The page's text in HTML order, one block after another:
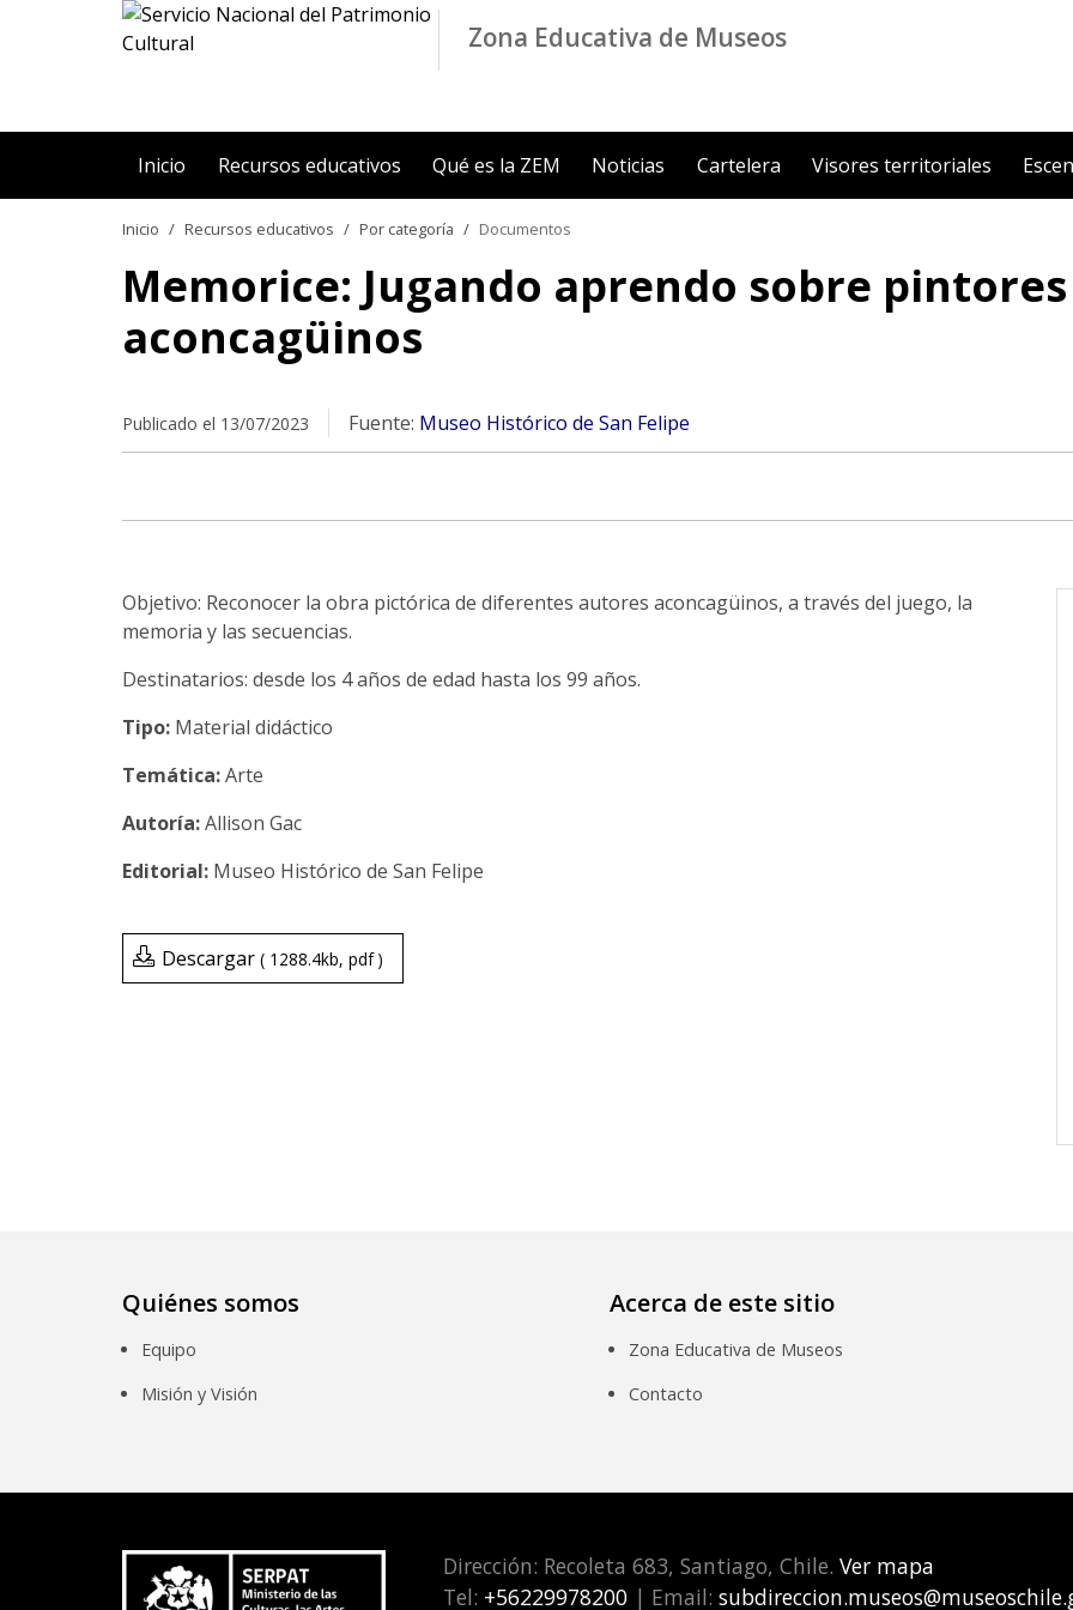
Contenido principal
Zona Educativa de Museos
Inicio Recursos educativos Qué es la ZEM Noticias Cartelera Visores territoriales
Inicio Recursos educativos Por categoría Documentos
Memorice: Jugando aprendo sobre
aconcagüinos
Publicado el 13/07/2023 Fuente: Museo Histórico de San Felipe
Objetivo: Reconocer la obra pictórica de diferentes autores aconcagüinos, a través del juego, la
memoria y las secuencias.
Destinatarios: desde los 4 años de edad hasta los 99 años.
Tipo: Material didáctico
Temática:Arte
Allison Gac
Museo Histórico de San Felipe
Descargar 1288.4kb pdf
Quiénes somos
Equipo
Misión y Visión
Acerca de este sitio
Zona Educativa de Museos
Contacto
Dirección: Recoleta 683, Santiago, Chile. Ver mapa
Tel: +56229978200 | Email: